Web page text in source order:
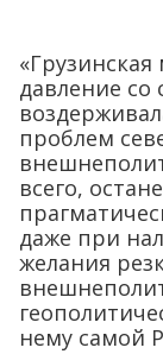
давление со
проблем
всего,
даже при
желания
нему самой